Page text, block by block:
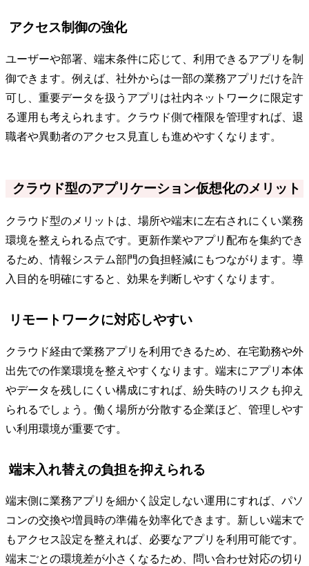
アクセス制御の強化
ユーザーや部署、端末条件に応じて、利用できるアプリを制
御できます。例えば、社外からは一部の業務アプリだけを許
可し、重要データを扱うアプリは社内ネットワークに限定す
る運用も考えられます。クラウド側で権限を管理すれば、退
職者や異動者のアクセス見直しも進めやすくなります。
クラウド型のアプリケーション仮想化のメリット
クラウド型のメリットは、場所や端末に左右されにくい業務
環境を整えられる点です。更新作業やアプリ配布を集約でき
るため、情報システム部門の負担軽減にもつながります。導
入目的を明確にすると、効果を判断しやすくなります。
リモートワークに対応しやすい
クラウド経由で業務アプリを利用できるため、在宅勤務や外
出先での作業環境を整えやすくなります。端末にアプリ本体
やデータを残しにくい構成にすれば、紛失時のリスクも抑え
られるでしょう。働く場所が分散する企業ほど、管理しやす
い利用環境が重要です。
端末入れ替えの負担を抑えられる
端末側に業務アプリを細かく設定しない運用にすれば、パソ
コンの交換や増員時の準備を効率化できます。新しい端末で
もアクセス設定を整えれば、必要なアプリを利用可能です。
端末ごとの環境差が小さくなるため、問い合わせ対応の切り